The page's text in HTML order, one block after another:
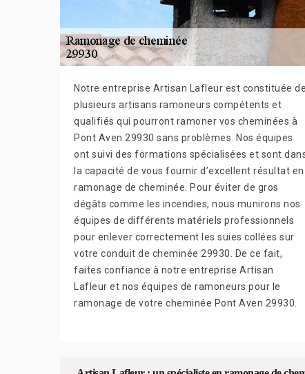
Notre entreprise Artisan Lafleur est constituée de
plusieurs artisans ramoneurs compétents et
qualifiés qui pourront ramoner vos cheminées à
Pont Aven 29930 sans problèmes. Nos équipes
ont suivi des formations spécialisées et sont
la capacité de vous fournir d’excellent résultat en
ramonage de cheminée. Pour éviter de gros
dégâts comme les incendies, nous munirons nos
équipes de différents matériels professionnels
pour enlever correctement les suies collées sur
votre conduit de cheminée 29930. De ce fait,
faites confiance à notre entreprise Artisan
Lafleur et nos équipes de ramoneurs pour le
ramonage de votre cheminée Pont Aven 29930.